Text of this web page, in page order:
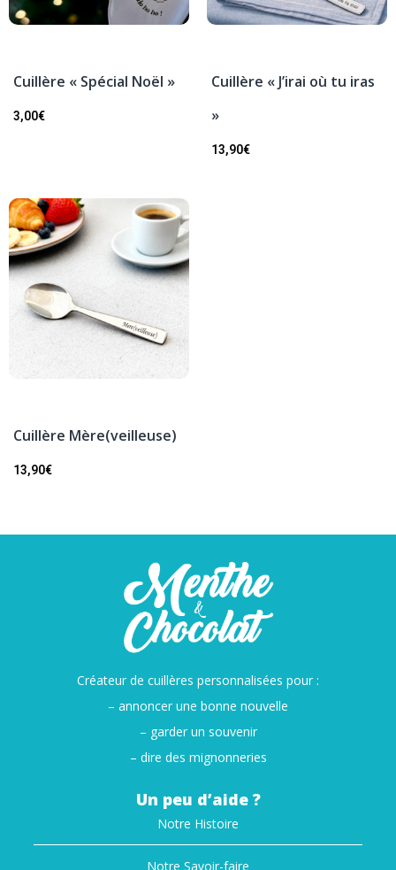
Cuillère « Spécial Noël »
3,00€
Cuillère « J’irai où tu iras
»
13,90€
Cuillère Mère(veilleuse)
13,90€
Créateur de cuillères personnalisées pour :
– annoncer une bonne nouvelle
– garder un souvenir
– dire des mignonneries
Un peu d’aide ?
Notre Histoire
Notre Savoir-faire